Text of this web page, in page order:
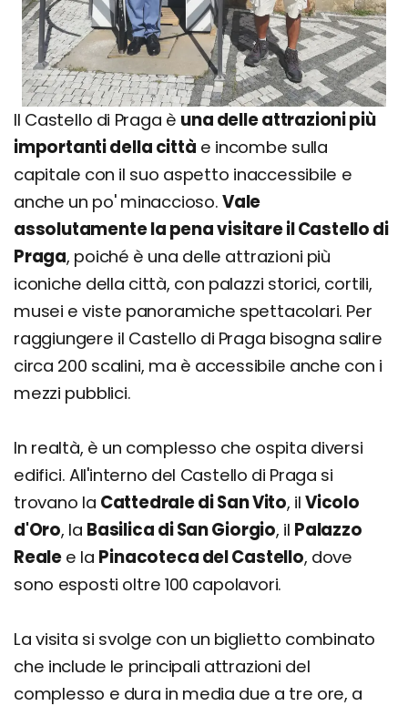
Il Castello di Praga è una delle attrazioni più
importanti della città e incombe sulla
capitale con il suo aspetto inaccessibile e
anche un po' minaccioso.Vale
assolutamente la pena visitare il Castello di
Praga, poiché è una delle attrazioni più
iconiche della città, con palazzi storici, cortili,
musei e viste panoramiche spettacolari. Per
raggiungere il Castello di Praga bisogna salire
circa 200 scalini, ma è accessibile anche con i
mezzi pubblici.
In realtà, è un complesso che ospita diversi
edifici. All'interno del Castello di Praga si
trovano la Cattedrale di San Vito, il Vicolo
d'Oro, la Basilica di San Giorgio, il Palazzo
Reale e la Pinacoteca del Castello, dove
sono esposti oltre 100 capolavori.
La visita si svolge con un biglietto combinato
che include le principali attrazioni del
complesso e dura in media due a tre ore, a